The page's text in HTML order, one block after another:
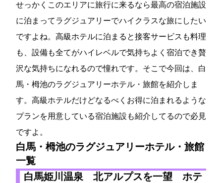
せっかくこのエリアに旅行に来るなら最高の宿泊施設
に泊まってラグジュアリーでハイクラスな旅にしたい
ですよね。高級ホテルに泊まると接客サービスも料理
も、設備も全てがハイレベルで気持ちよく宿泊でき贅
沢な気持ちになれるので憧れです。そこで今回は、白
馬・栂池のラグジュアリーホテル・旅館を紹介しま
す。高級ホテルだけどなるべくお得に泊まれるような
プランを用意している宿泊施設も紹介してるので必見
ですよ。
白馬・栂池のラグジュアリーホテル・旅館
一覧
白馬姫川温泉 北アルプスを一望 ホテ